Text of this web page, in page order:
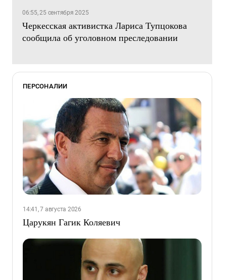
06:55, 25 сентября 2025
Черкесская активистка Лариса Тупцокова
сообщила об уголовном преследовании
ПЕРСОНАЛИИ
14:41, 7 августа 2026
Царукян Гагик Коляевич